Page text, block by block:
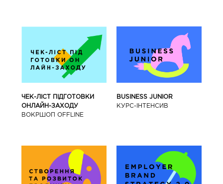
ЧЕК-ЛІСТ ПІДГОТОВКИ
ОНЛАЙН-ЗАХОДУ
ВОКРШОП OFFLINE
BUSINESS JUNIOR
КУРС-IНТЕНСИВ